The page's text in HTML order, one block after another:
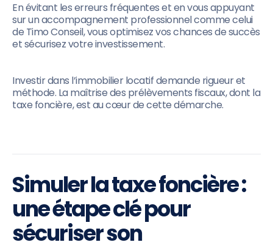
En évitant les erreurs fréquentes et en vous appuyant
sur un accompagnement professionnel comme celui
de Timo Conseil, vous optimisez vos chances de succès
et sécurisez votre investissement.
Investir dans l’immobilier locatif demande rigueur et
méthode. La maîtrise des prélèvements fiscaux, dont la
taxe foncière, est au cœur de cette démarche.
Simuler la taxe foncière :
une étape clé pour
sécuriser son